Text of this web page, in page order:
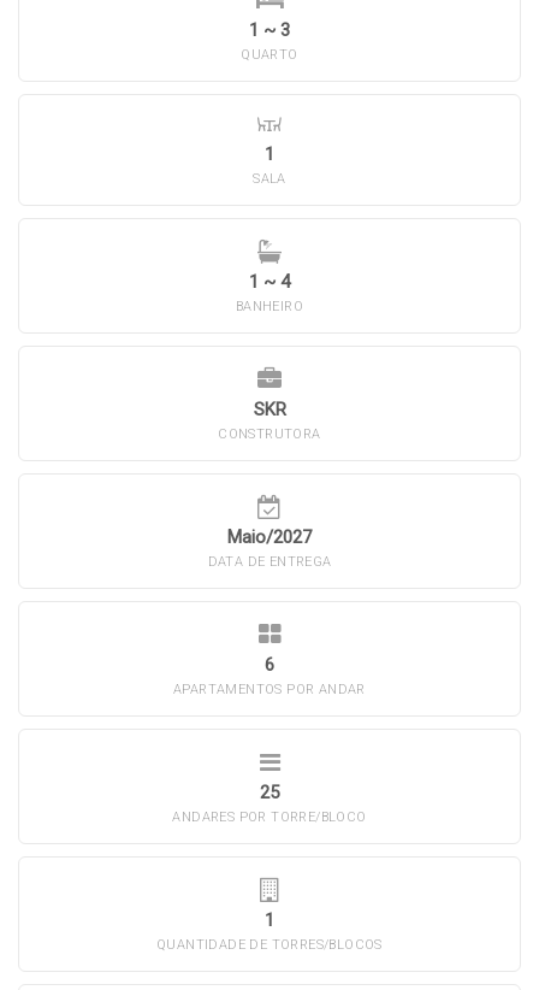
1 ~ 3
QUARTO
1
SALA
1 ~ 4
BANHEIRO
SKR
CONSTRUTORA
Maio/2027
DATA DE ENTREGA
6
APARTAMENTOS POR ANDAR
25
ANDARES POR TORRE/BLOCO
1
QUANTIDADE DE TORRES/BLOCOS